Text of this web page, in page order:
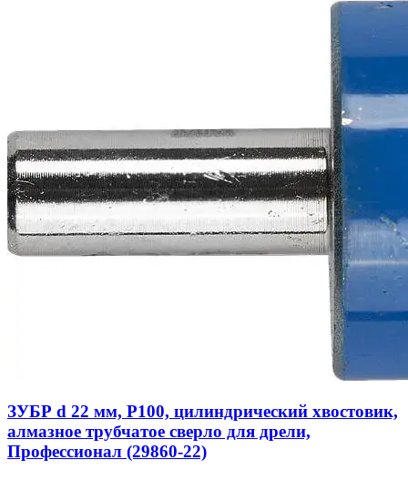
ЗУБР d 22 мм, Р100, цилиндрический хвостовик,
алмазное трубчатое сверло для дрели,
Профессионал (29860-22)